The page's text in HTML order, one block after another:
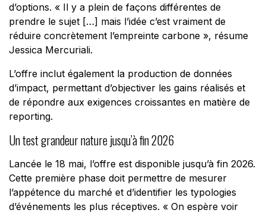
d’options. « Il y a plein de façons différentes de
prendre le sujet […] mais l’idée c’est vraiment de
réduire concrètement l’empreinte carbone», résume
Jessica Mercuriali.
L’offre inclut également la production de données
d’impact, permettant d’objectiver les gains réalisés et
de répondre aux exigences croissantes en matière de
reporting.
Un test grandeur nature jusqu’à fin 2026
Lancée le 18 mai, l’offre est disponible jusqu’à fin 2026.
Cette première phase doit permettre de mesurer
l’appétence du marché et d’identifier les typologies
d’événements les plus réceptives. « On espère voir